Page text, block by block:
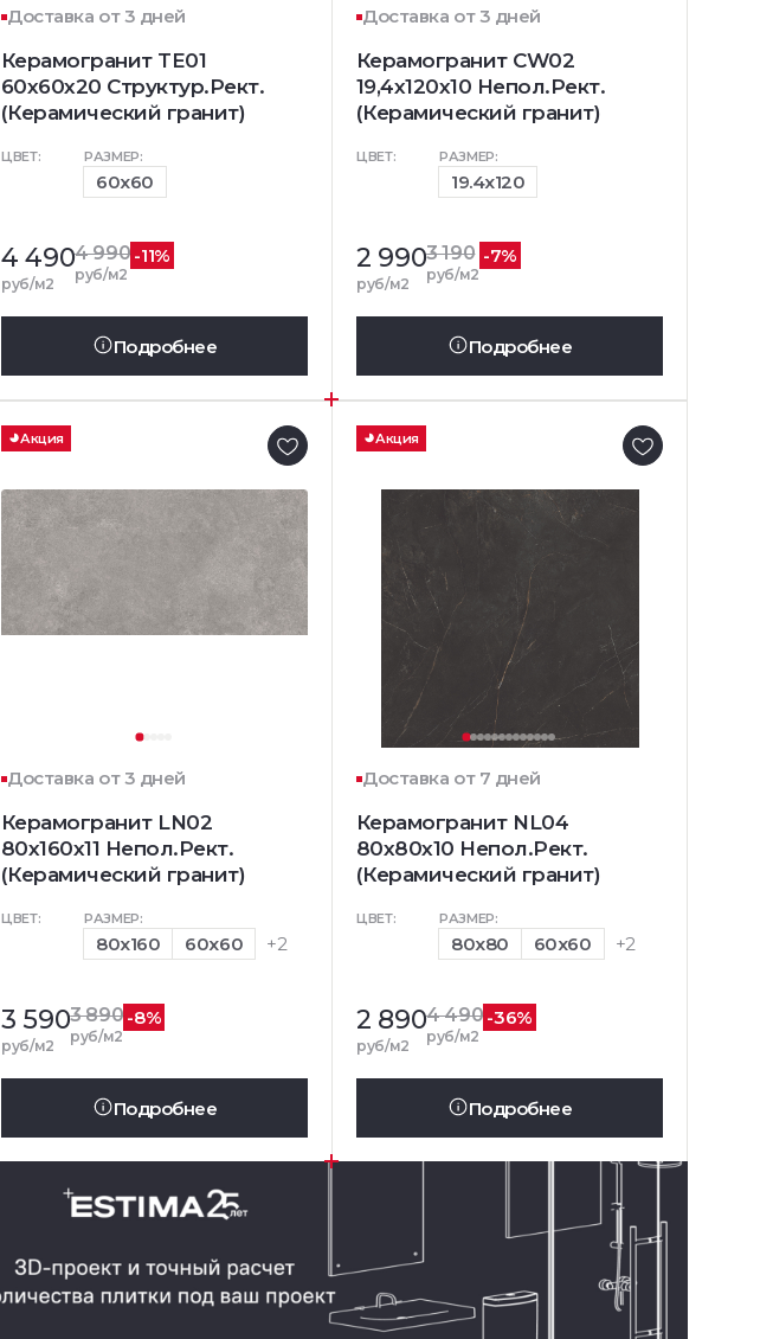
Доставка от 3 дней
Керамогранит TE01
60x60x20 Структур.Рект.
(Керамический гранит)
ЦВЕТ: РАЗМЕР:
60x60
4 490
руб/м2
4 990
руб/м2
-11%
Подробнее
Доставка от 3 дней
Керамогранит CW02
19,4х120х10 Непол.Рект.
(Керамический гранит)
ЦВЕТ: РАЗМЕР:
19.4x120
2 990
руб/м2
3 190
руб/м2
-7%
Подробнее
Акция
Доставка от 3 дней
Керамогранит LN02
80x160x11 Непол.Рект.
(Керамический гранит)
ЦВЕТ: РАЗМЕР:
80x160 60x60 +2
3 590
руб/м2
3 890
руб/м2
-8%
Подробнее
Акция
Доставка от 7 дней
Керамогранит NL04
80x80x10 Непол.Рект.
(Керамический гранит)
ЦВЕТ: РАЗМЕР:
80x80 60x60 +2
2 890
руб/м2
4 490
руб/м2
-36%
Подробнее